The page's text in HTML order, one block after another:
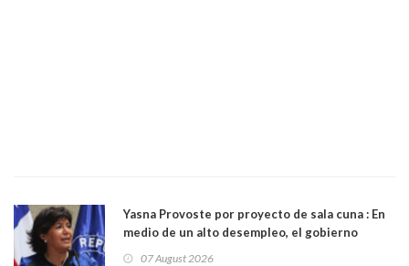
Yasna Provoste por proyecto de sala cuna : En
medio de un alto desempleo, el gobierno
07 August 2026